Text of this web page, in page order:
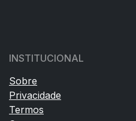
INSTITUCIONAL
Sobre
Privacidade
Termos